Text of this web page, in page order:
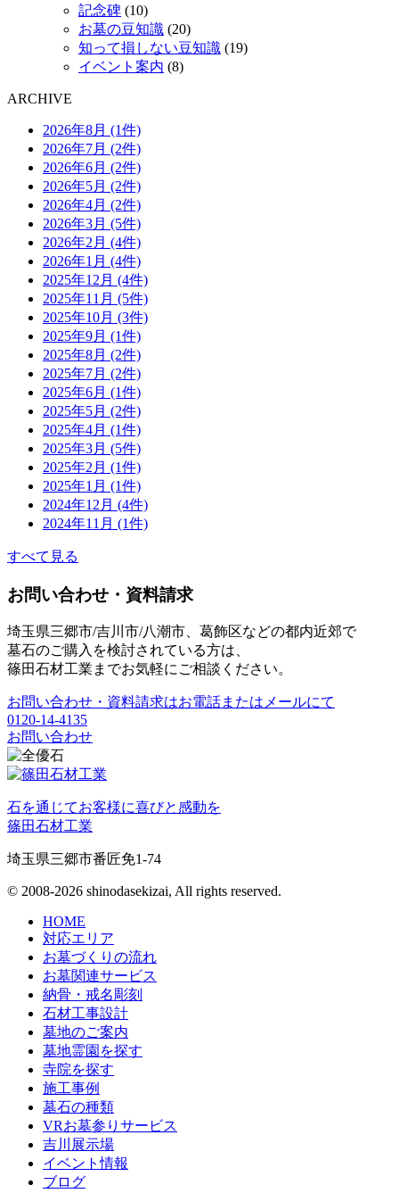
記念碑 (10)
お墓の豆知識 (20)
知って損しない豆知識 (19)
イベント案内 (8)
ARCHIVE
2026年8月 (1件)
2026年7月 (2件)
2026年6月 (2件)
2026年5月 (2件)
2026年4月 (2件)
2026年3月 (5件)
2026年2月 (4件)
2026年1月 (4件)
2025年12月 (4件)
2025年11月 (5件)
2025年10月 (3件)
2025年9月 (1件)
2025年8月 (2件)
2025年7月 (2件)
2025年6月 (1件)
2025年5月 (2件)
2025年4月 (1件)
2025年3月 (5件)
2025年2月 (1件)
2025年1月 (1件)
2024年12月 (4件)
2024年11月 (1件)
すべて見る
お問い合わせ・資料請求
埼玉県三郷市/吉川市/八潮市、葛飾区などの都内近郊で
墓石のご購入を検討されている方は、
篠田石材工業までお気軽にご相談ください。
お問い合わせ・資料請求はお電話またはメールにて
0120-14-4135
お問い合わせ
石を通じてお客様に喜びと感動を
篠田石材工業
埼玉県三郷市番匠免1-74
© 2008-2026 shinodasekizai, All rights reserved.
HOME
対応エリア
お墓づくりの流れ
お墓関連サービス
納骨・戒名彫刻
石材工事設計
墓地のご案内
墓地霊園を探す
寺院を探す
施工事例
墓石の種類
VRお墓参りサービス
吉川展示場
イベント情報
ブログ